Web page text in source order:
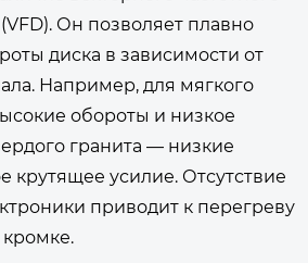
Он позволяет плавно
диска в зависимости от
Например, для мягкого
обороты и низкое
гранита — низкие
крутящее усилие. Отсутствие
приводит к перегреву
кромке.